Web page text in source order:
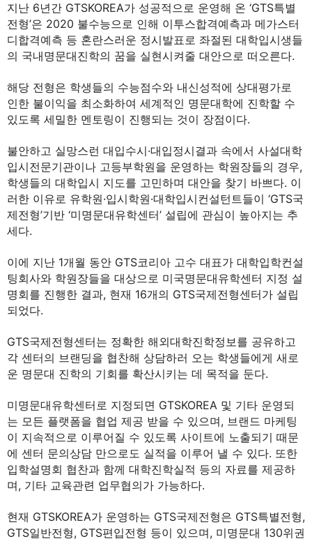
지난 6년간 GTSKOREA가 성공적으로 운영해 온 ‘GTS특별
전형’은 2020 불수능으로 인해 이투스합격예측과 메가스터
디합격예측 등 혼란스러운 정시발표로 좌절된 대학입시생들
의 국내명문대진학의 꿈을 실현시켜줄 대안으로 떠오른다.
해당 전형은 학생들의 수능점수와 내신성적에 상대평가로
인한 불이익을 최소화하여 세계적인 명문대학에 진학할 수
있도록 세밀한 멘토링이 진행되는 것이 장점이다.
불안하고 실망스런 대입수시·대입정시결과 속에서 사설대학
입시전문기관이나 고등부학원을 운영하는 학원장들의 경우,
학생들의 대학입시 지도를 고민하며 대안을 찾기 바쁘다. 이
러한 이유로 유학원·입시학원·대학입시컨설턴트들이 ‘GTS국
제전형’기반 ‘미명문대유학센터’ 설립에 관심이 높아지는 추
세다.
이에 지난 1개월 동안 GTS코리아 고수 대표가 대학입학컨설
팅회사와 학원장들을 대상으로 미국명문대유학센터 지정 설
명회를 진행한 결과, 현재 16개의 GTS국제전형센터가 설립
되었다.
GTS국제전형센터는 정확한 해외대학진학정보를 공유하고
각 센터의 브랜딩을 협찬해 상담하러 오는 학생들에게 새로
운 명문대 진학의 기회를 확산시키는 데 목적을 둔다.
미명문대유학센터로 지정되면 GTSKOREA 및 기타 운영되
는 모든 플랫폼을 협업 제공 받을 수 있으며, 브랜드 마케팅
이 지속적으로 이루어질 수 있도록 사이트에 노출되기 때문
에 센터 문의상담 만으로도 실적을 이루어 낼 수 있다. 또한
입학설명회 협찬과 함께 대학진학실적 등의 자료를 제공하
며, 기타 교육관련 업무협의가 가능하다.
현재 GTSKOREA가 운영하는 GTS국제전형은 GTS특별전형,
GTS일반전형, GTS편입전형 등이 있으며, 미명문대 130위권